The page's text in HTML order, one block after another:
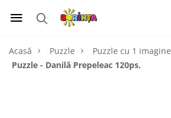
Acasă Puzzle
Puzzle cu 1 imagine
Puzzle - Danilă Prepeleac 120ps.